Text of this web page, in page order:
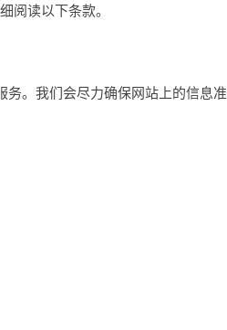
阅读以下条款。
。我们会尽力确保网站上的信息准